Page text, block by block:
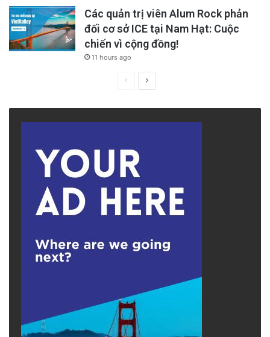
Các quản trị viên Alum Rock phản
đối cơ sở ICE tại Nam Hạt: Cuộc
chiến vì cộng đồng!
11 hours ago
PreviousNext